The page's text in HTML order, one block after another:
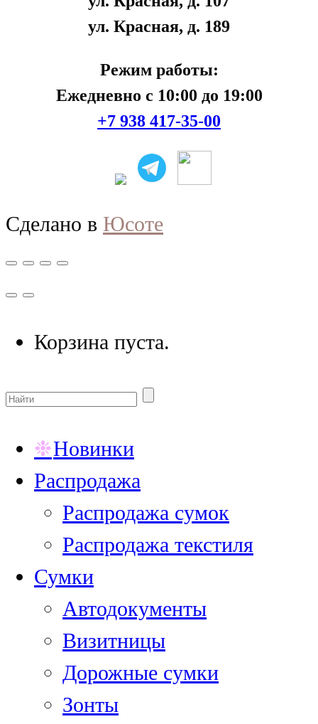
ул. Красная, д. 189
Режим работы:
Ежедневно с 10:00 до 19:00
+7 938 417-35-00
Сделано в Юсоте
Корзина пуста.
Новинки
Распродажа
Распродажа сумок
Распродажа текстиля
Сумки
Автодокументы
Визитницы
Дорожные сумки
Зонты